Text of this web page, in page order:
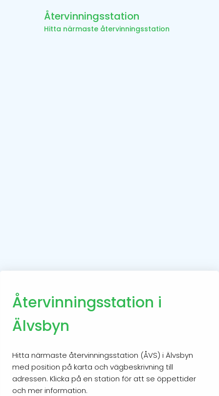
Återvinningsstation
Hitta närmaste återvinningsstation
Återvinningsstation i
Älvsbyn
Hitta närmaste återvinningsstation (ÅVS) i Älvsbyn
med position på karta och vägbeskrivning till
adressen. Klicka på en station för att se öppettider
och mer information.